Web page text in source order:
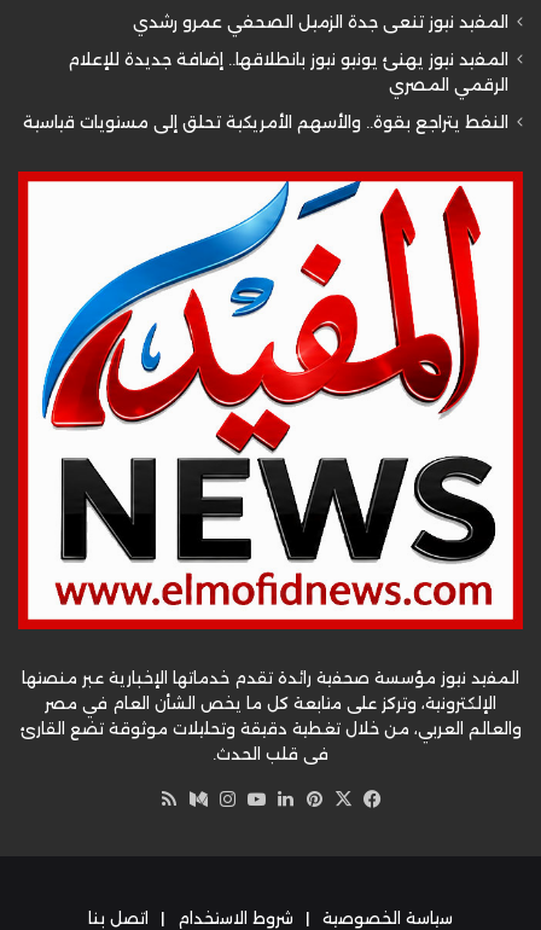
المفيد نيوز تنعى جدة الزميل الصحفي عمرو رشدي
المفيد نيوز يهنئ يونيو نيوز بانطلاقها.. إضافة جديدة للإعلام
الرقمي المصري
النفط يتراجع بقوة.. والأسهم الأمريكية تحلق إلى مستويات قياسية
المفيد نيوز مؤسسة صحفية رائدة تقدم خدماتها الإخبارية عبر منصتها
الإلكترونية، وتركز على متابعة كل ما يخص الشأن العام في مصر
والعالم العربي، من خلال تغطية دقيقة وتحليلات موثوقة تضع القارئ
في قلب الحدث.
فيسبوك
‫X بينتيريست
لينكدإن‫YouTube
انستقرام
وسط
سياسة الخصوصية | شروط الاستخدام | اتصل بنا